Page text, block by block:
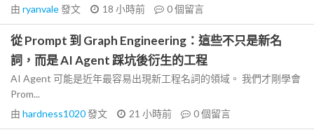
由 ryanvale發文 18 小時前 0個留言
從 Prompt 到 Graph Engineering：這些不只是新名
詞，而是 AI Agent 踩坑後衍生的工程
AI Agent 可能是近年最容易出現新工程名詞的領域。 我們才剛學會
Prom...
由 hardness1020發文 21 小時前 0個留言